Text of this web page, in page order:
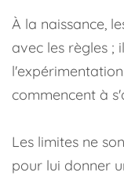
À la naissance,
avec les règles ;
commencent à
Les limites ne
pour lui donner